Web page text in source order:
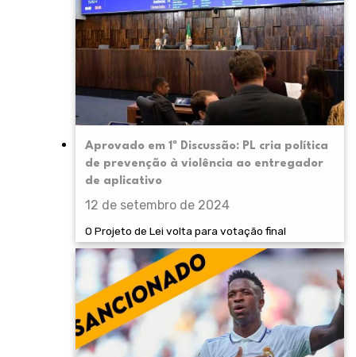
Aprovado em 1ª Discussão: PL cria política
de prevenção à violência ao entregador
de aplicativo
12 de setembro de 2024
O Projeto de Lei volta para votação final